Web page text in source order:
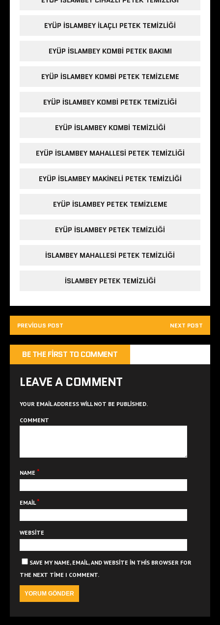
EYÜP ISLAMBEY ILAÇLI PETEK TEMIZLIĞI
EYÜP ISLAMBEY KOMBI PETEK BAKIMI
EYÜP ISLAMBEY KOMBI PETEK TEMIZLEME
EYÜP ISLAMBEY KOMBI PETEK TEMIZLIĞI
EYÜP ISLAMBEY KOMBI TEMIZLIĞI
EYÜP ISLAMBEY MAHALLESI PETEK TEMIZLIĞI
EYÜP ISLAMBEY MAKINELI PETEK TEMIZLIĞI
EYÜP ISLAMBEY PETEK TEMIZLEME
EYÜP ISLAMBEY PETEK TEMIZLIĞI
ISLAMBEY MAHALLESI PETEK TEMIZLIĞI
ISLAMBEY PETEK TEMIZLIĞI
PREVIOUS POST NEXT POST
BE THE FIRST TO COMMENT
LEAVE A COMMENT
YOUR EMAIL ADDRESS WILL NOT BE PUBLISHED.
COMMENT
NAME *
EMAIL*
WEBSITE
SAVE MY NAME, EMAIL, AND WEBSITE IN THIS BROWSER FOR
THE NEXT TIME I COMMENT.